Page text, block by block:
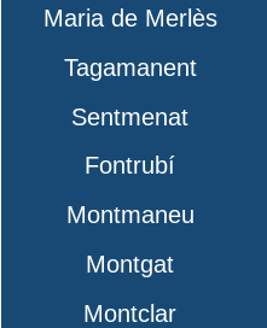
Maria de Merlès
Tagamanent
Sentmenat
Fontrubí
Montmaneu
Montgat
Montclar